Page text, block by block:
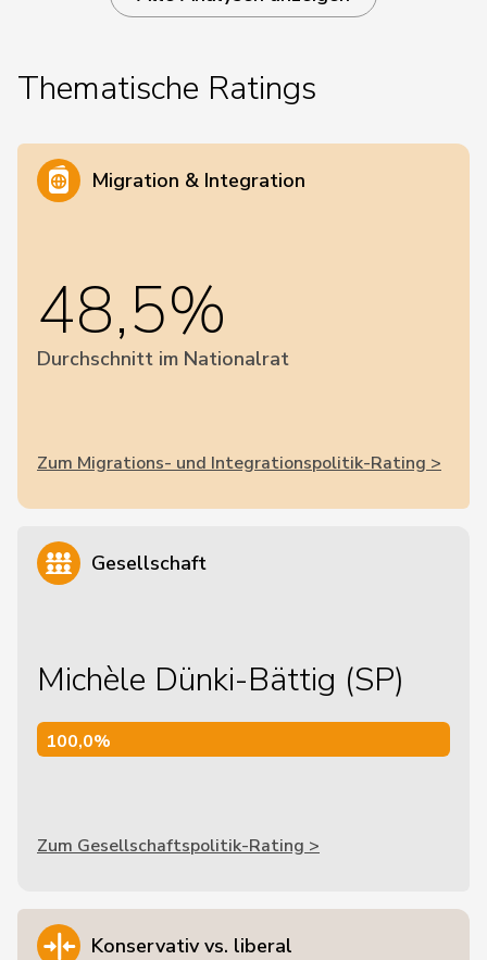
Thematische Ratings
Migration & Integration
48,5%
Durchschnitt im Nationalrat
Zum Migrations- und Integrationspolitik-Rating >
Gesellschaft
Michèle Dünki-Bättig (SP)
100,0%
100,0%
Zum Gesellschaftspolitik-Rating >
Konservativ vs. liberal